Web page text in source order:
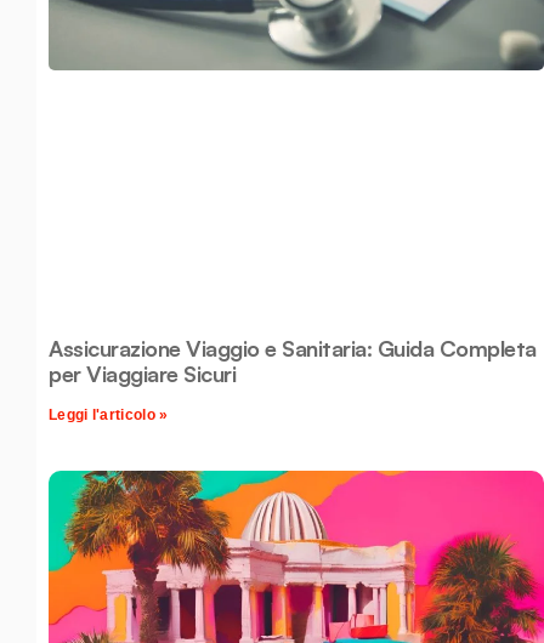
Assicurazione Viaggio e Sanitaria: Guida Completa
per Viaggiare Sicuri
Leggi l'articolo »